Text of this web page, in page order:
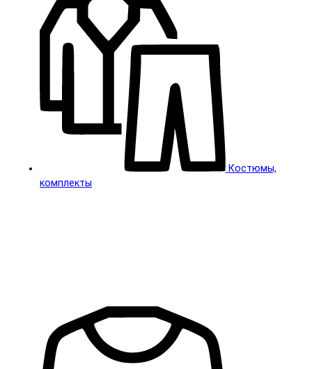
Костюмы,
комплекты